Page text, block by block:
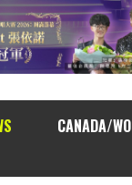
CANADA/